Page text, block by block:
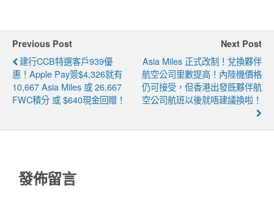
Previous Post
建行CCB特選客戶939優
惠！Apple Pay簽$4,326就有
10,667 Asia Miles 或 26,667
FWC積分 或 $640現金回贈！
Next Post
Asia Miles 正式改制！兌換夥伴
航空公司里數提高！內陸機價格
仍可接受，但香港出發既夥伴航
空公司航班以後就唔建議換啦！
發佈留言